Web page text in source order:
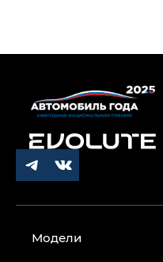
Модели